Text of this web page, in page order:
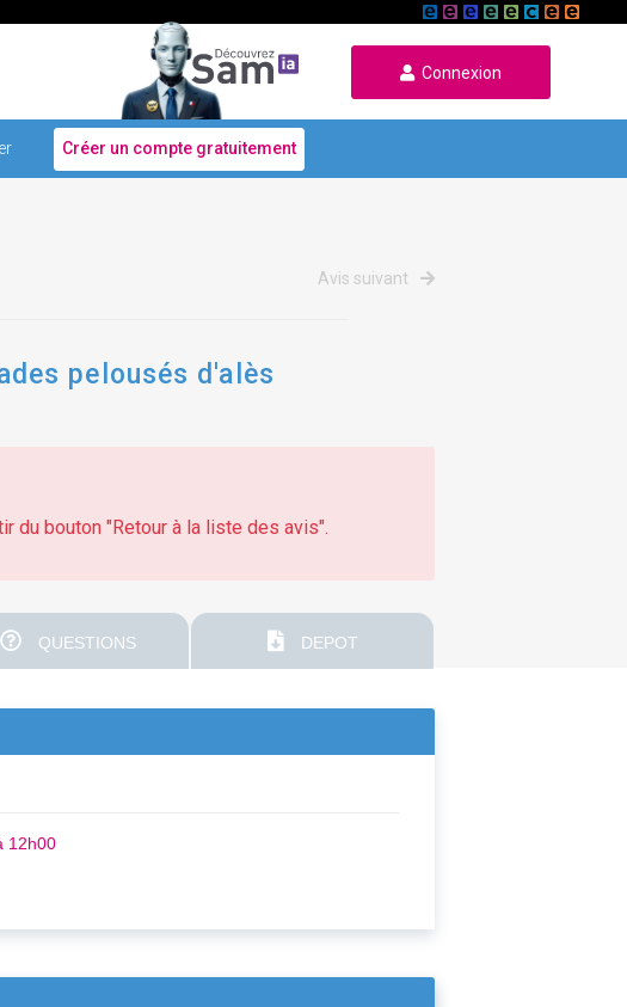
Connexion
Créer un compte gratuitement
Avis suivant
pelousés d'alès
du bouton "Retour à la liste des avis".
QUESTIONS DEPOT
12h00